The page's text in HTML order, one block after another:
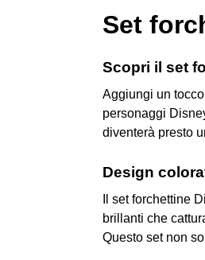
Set
Scopri il set
Aggiungi un
personaggi
diventerà presto
Design
Il set forchettine
brillanti che
Questo set non